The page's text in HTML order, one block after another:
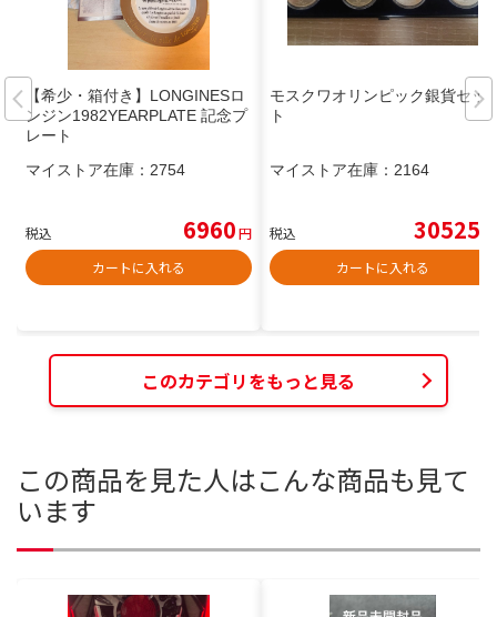
【希少・箱付き】LONGINESロ
ンジン1982YEARPLATE 記念プ
レート
マイストア在庫： 2754
税込 6960円
カートに入れる
モスクワオリンピック銀貨セッ
ト
マイストア在庫： 2164
税込 30525
カートに入れる
このカテゴリをもっと見る
この商品を見た人はこんな商品も見て
います